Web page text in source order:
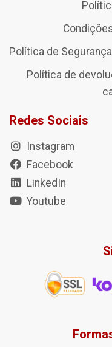
Política de
Política de
Redes Sociais
Instagram
Facebook
LinkedIn
Youtube